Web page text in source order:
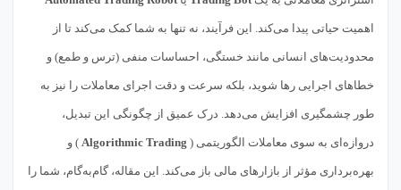
اهمیت حیاتی پیدا می‌کند. این فرآیند، نه تنها به شما کمک می‌کند تا از
محدودیت‌های انسانی مانند خستگی، احساسات منفی (ترس و طمع) و
خطاهای اجرایی رها شوید، بلکه سرعت و دقت اجرای معاملات را نیز به
طور چشمگیری افزایش می‌دهد. درک عمیق از چگونگی این تبدیل،
دروازه‌ای به سوی معاملات الگوریتمی ( Algorithmic Trading ) و
بهره‌برداری مؤثر از بازارهای مالی باز می‌کند. این مقاله، گام‌به‌گام، شما را